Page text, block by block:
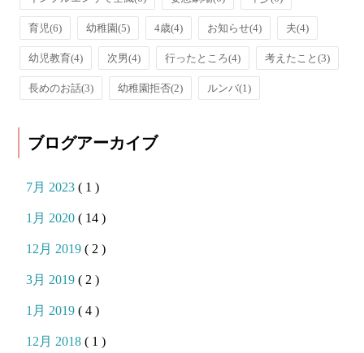
育児(6) 幼稚園(5) 4歳(4) お知らせ(4) 夫(4)
幼児教育(4) 次男(4) 行ったところ(4) 考えたこと(3)
長めのお話(3) 幼稚園拒否(2) ルンバ(1)
ブログアーカイブ
7月 2023( 1 )
1月 2020( 14 )
12月 2019( 2 )
3月 2019( 2 )
1月 2019( 4 )
12月 2018( 1 )